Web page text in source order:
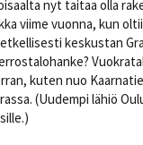
nyt taitaa olla
viime vuonna, kun
keskustan
kuten nuo
(Uudempi lähiö